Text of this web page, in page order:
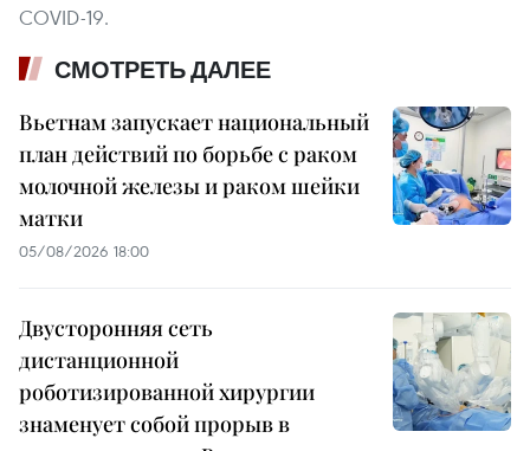
COVID-19.
СМОТРЕТЬ ДАЛЕЕ
Вьетнам запускает национальный
план действий по борьбе с раком
молочной железы и раком шейки
матки
05/08/2026 18:00
Двусторонняя сеть
дистанционной
роботизированной хирургии
знаменует собой прорыв в